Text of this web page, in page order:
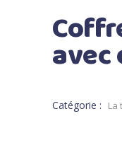
avec
Catégorie : La